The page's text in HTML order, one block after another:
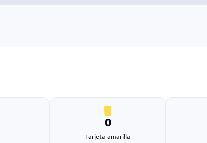
0
Tarjeta amarilla